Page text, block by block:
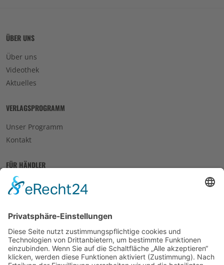
ÜBER UNS
Über uns
Videothek
Aktuelles
VERLAGSPROGRAMM
Unser Programm
Kontakt
FÜR HÄNDLER
Für Händler
Novitäten
RECHTLICHES
Impressum